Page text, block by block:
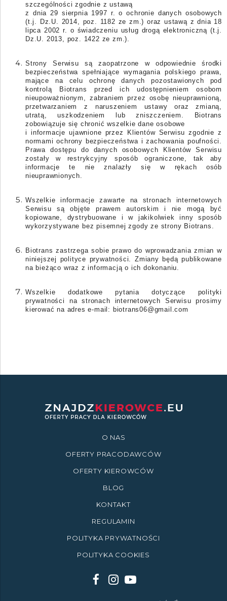
szczególności zgodnie z ustawą
z dnia 29 sierpnia 1997 r. o ochronie danych osobowych
(t.j. Dz.U. 2014, poz. 1182 ze zm.)oraz ustawą z dnia 18
lipca 2002 r. o świadczeniu usług drogą elektroniczną (t.j.
Dz.U. 2013, poz. 1422 ze zm.).
Strony Serwisu są zaopatrzone w odpowiednie środki
bezpieczeństwa spełniające wymagania polskiego prawa,
mające na celu ochronę danych pozostawionych pod
kontrolą Biotrans przed ich udostępnieniem osobom
nieupoważnionym, zabraniem przez osobę nieuprawnioną,
przetwarzaniem z naruszeniem ustawy oraz zmianą,
utratą, uszkodzeniem lub zniszczeniem. Biotrans
zobowiązuje się chronić wszelkie dane osobowe
i informacje ujawnione przez Klientów Serwisu zgodnie z
normami ochrony bezpieczeństwa i zachowania poufności.
Prawa dostępu do danych osobowych Klientów Serwisu
zostały w restrykcyjny sposób ograniczone, tak aby
informacje te nie znalazły się w rękach osób
nieuprawnionych.
Wszelkie informacje zawarte na stronach internetowych
Serwisu są objęte prawem autorskim i nie mogą być
kopiowane, dystrybuowane i w jakikolwiek inny sposób
wykorzystywane bez pisemnej zgody ze strony Biotrans.
Biotrans zastrzega sobie prawo do wprowadzania zmian w
niniejszej polityce prywatności. Zmiany będą publikowane
na bieżąco wraz z informacją o ich dokonaniu.
Wszelkie dodatkowe pytania dotyczące polityki
prywatności na stronach internetowych Serwisu prosimy
kierować na adres e-mail: biotrans06@gmail.com
O NAS
OFERTY PRACODAWCÓW
OFERTY KIEROWCÓW
BLOG
KONTAKT
REGULAMIN
POLITYKA PRYWATNOŚCI
POLITYKA COOKIES